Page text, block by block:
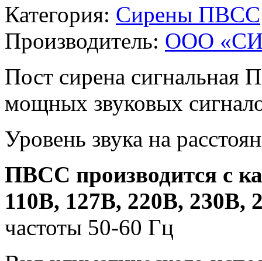
Категория: Сирены ПВСС
Производитель: ООО
Пост сирена сигнальная
мощных звуковых
Уровень звука на
ПВСС производится с
110В, 127В, 220В, 230В,
частоты 50-60 Гц